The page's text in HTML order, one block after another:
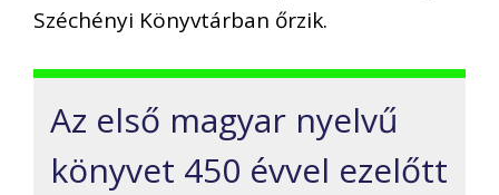
Széchényi Könyvtárban őrzik.
Az első magyar nyelvű
könyvet 450 évvel ezelőtt